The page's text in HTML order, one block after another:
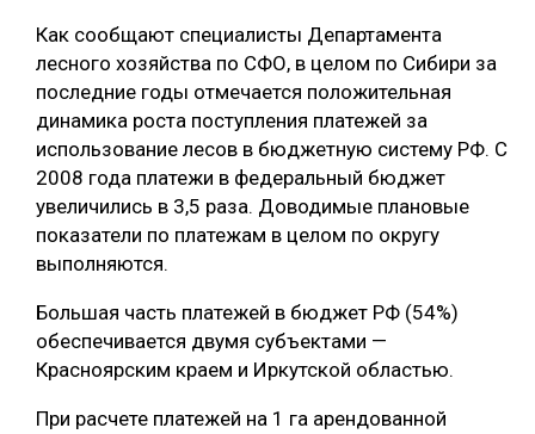
Как сообщают специалисты Департамента
лесного хозяйства по СФО, в целом по Сибири за
последние годы отмечается положительная
динамика роста поступления платежей за
использование лесов в бюджетную систему РФ. С
2008 года платежи в федеральный бюджет
увеличились в 3,5 раза. Доводимые плановые
показатели по платежам в целом по округу
выполняются.
Большая часть платежей в бюджет РФ (54%)
обеспечивается двумя субъектами —
Красноярским краем и Иркутской областью.
При расчете платежей на 1 га арендованной